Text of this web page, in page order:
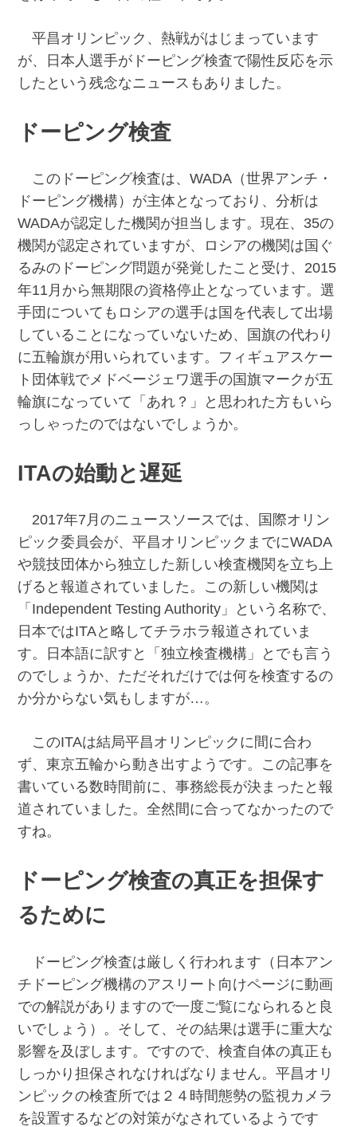
平昌オリンピック、熱戦がはじまっています
が、日本人選手がドーピング検査で陽性反応を示
したという残念なニュースもありました。
ドーピング検査
このドーピング検査は、WADA（世界アンチ・
ドーピング機構）が主体となっており、分析は
WADAが認定した機関が担当します。現在、35の
機関が認定されていますが、ロシアの機関は国ぐ
るみのドーピング問題が発覚したこと受け、2015
年11月から無期限の資格停止となっています。選
手団についてもロシアの選手は国を代表して出場
していることになっていないため、国旗の代わり
に五輪旗が用いられています。フィギュアスケー
ト団体戦でメドベージェワ選手の国旗マークが五
輪旗になっていて「あれ？」と思われた方もいら
っしゃったのではないでしょうか。
ITAの始動と遅延
2017年7月のニュースソースでは、国際オリン
ピック委員会が、平昌オリンピックまでにWADA
や競技団体から独立した新しい検査機関を立ち上
げると報道されていました。この新しい機関は
「Independent Testing Authority」という名称で、
日本ではITAと略してチラホラ報道されていま
す。日本語に訳すと「独立検査機構」とでも言う
のでしょうか、ただそれだけでは何を検査するの
か分からない気もしますが…。
このITAは結局平昌オリンピックに間に合わ
ず、東京五輪から動き出すようです。この記事を
書いている数時間前に、事務総長が決まったと報
道されていました。全然間に合ってなかったので
すね。
ドーピング検査の真正を担保す
るために
ドーピング検査は厳しく行われます（日本アン
チドーピング機構のアスリート向けページに動画
での解説がありますので一度ご覧になられると良
いでしょう）。そして、その結果は選手に重大な
影響を及ぼします。ですので、検査自体の真正も
しっかり担保されなければなりません。平昌オリ
ンピックの検査所では２４時間態勢の監視カメラ
を設置するなどの対策がなされているようです